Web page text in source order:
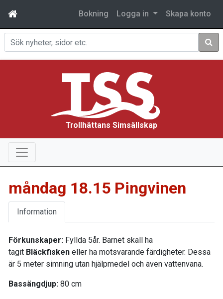
Bokning Logga in Skapa konto
Sök
Trollhättans Simsällskap
måndag 18.15 Pingvinen
Information
Förkunskaper: Fyllda 5år. Barnet skall ha
tagit Bläckfisken eller ha motsvarande färdigheter. Dessa
är 5 meter simning utan hjälpmedel och även vattenvana.
Bassängdjup: 80 cm